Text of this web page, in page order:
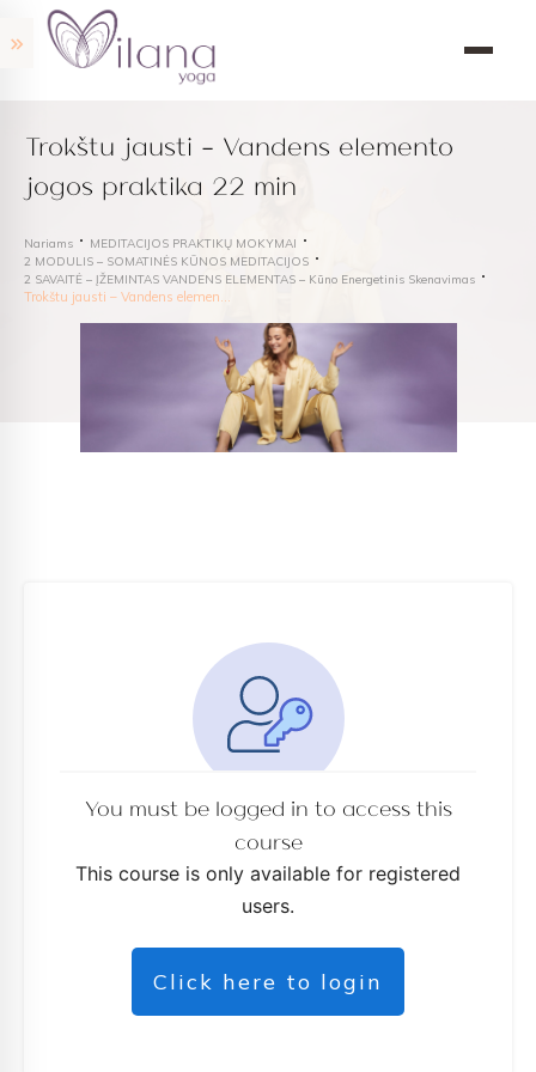
Trokštu jausti – Vandens elemento
jogos praktika 22 min
Nariams
MEDITACIJOS PRAKTIKŲ MOKYMAI
2 MODULIS – SOMATINĖS KŪNOS MEDITACIJOS
2 SAVAITĖ – ĮŽEMINTAS VANDENS ELEMENTAS – Kūno Energetinis Skenavimas
Trokštu jausti – Vandens elemento jogos praktika 22 min
You must be logged in to access this
course
This course is only available for registered
users.
Click here to login